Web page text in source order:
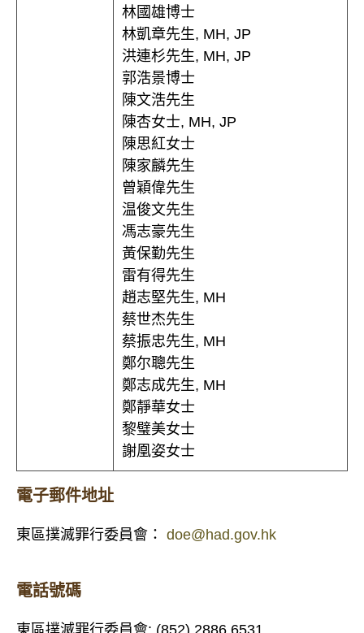
林國雄博士
林凱章先生, MH, JP
洪連杉先生, MH, JP
郭浩景博士
陳文浩先生
陳杏女士, MH, JP
陳思紅女士
陳家麟先生
曾穎偉先生
温俊文先生
馮志豪先生
黃保勤先生
雷有得先生
趙志堅先生, MH
蔡世杰先生
蔡振忠先生, MH
鄭尔聰先生
鄭志成先生, MH
鄭靜華女士
黎璧美女士
謝凰姿女士
電子郵件地址
東區撲滅罪行委員會： doe@had.gov.hk
電話號碼